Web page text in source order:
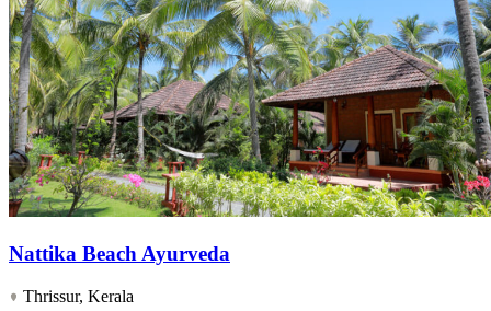
Nattika Beach Ayurveda
Thrissur, Kerala